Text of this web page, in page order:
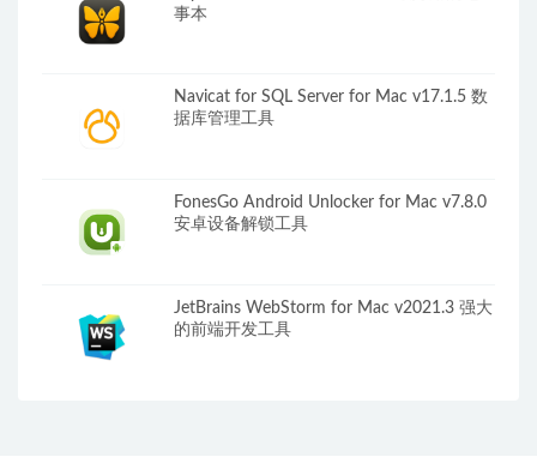
事本
Navicat for SQL Server for Mac v17.1.5 数
据库管理工具
FonesGo Android Unlocker for Mac v7.8.0
安卓设备解锁工具
JetBrains WebStorm for Mac v2021.3 强大
的前端开发工具